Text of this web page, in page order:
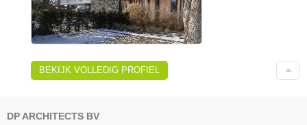
BEKIJK VOLLEDIG PROFIEL
DP ARCHITECTS BV